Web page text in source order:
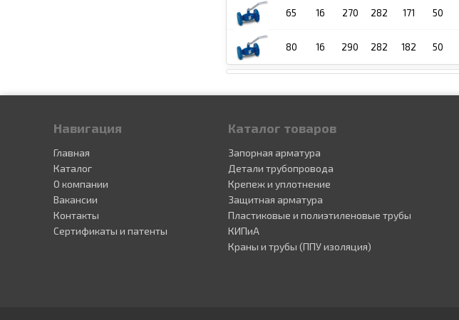
65 16 270 282 171 50
80 16 290 282 182 50
Навигация
Главная
Каталог
О компании
Вакансии
Контакты
Сертификаты и патенты
Каталог товаров
Запорная арматура
Детали трубопровода
Крепеж и уплотнение
Защитная арматура
Пластиковые и полиэтиленовые трубы
КИПиА
Краны и трубы (ППУ изоляция)